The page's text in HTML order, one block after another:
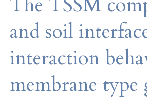
and soil
interaction
membrane